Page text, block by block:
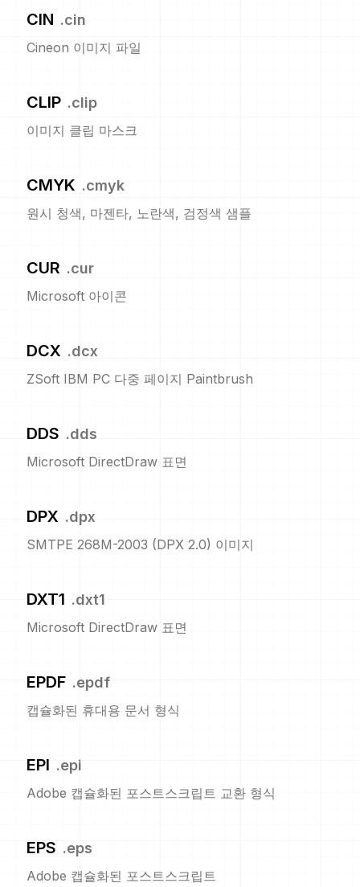
CIN .cin
Cineon 이미지 파일
CLIP .clip
이미지 클립 마스크
CMYK .cmyk
원시 청색, 마젠타, 노란색, 검정색 샘플
CUR .cur
Microsoft 아이콘
DCX .dcx
ZSoft IBM PC 다중 페이지 Paintbrush
DDS .dds
Microsoft DirectDraw 표면
DPX .dpx
SMTPE 268M-2003 (DPX 2.0) 이미지
DXT1 .dxt1
Microsoft DirectDraw 표면
EPDF .epdf
캡슐화된 휴대용 문서 형식
EPI .epi
Adobe 캡슐화된 포스트스크립트 교환 형식
EPS .eps
Adobe 캡슐화된 포스트스크립트